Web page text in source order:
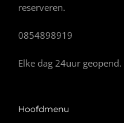
reserveren.
0854898919
Elke dag 24uur geopend.
Hoofdmenu